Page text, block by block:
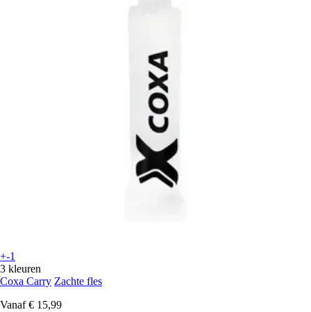
+-1
3 kleuren
Coxa Carry Zachte fles
Vanaf € 15,99